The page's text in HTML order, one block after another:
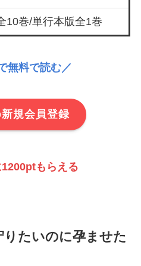
10巻/単行本版全1巻
無料で読む／
規会員登録
もらえる
たいのに孕ませた